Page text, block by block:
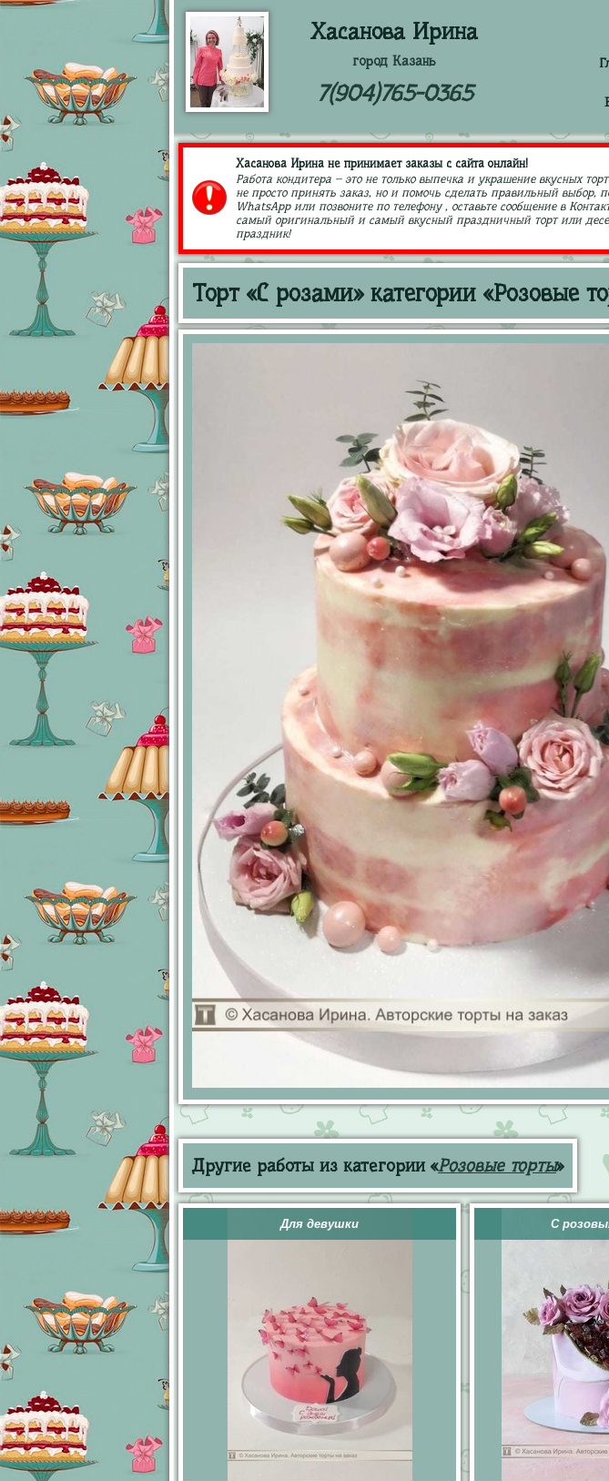
Хасанова Ирина
город Казань
7(904)765-0365
Хасанова Ирина не принимает заказы с сайта онлайн!
Работа кондитера – это не только выпечка и украшение вкусных
не просто принять заказ, но и помочь сделать правильный выбор,
WhatsApp или позвоните по телефону , оставьте сообщение в
самый оригинальный и самый вкусный праздничный торт или
праздник!
Торт «С розами» категории «Розовые
Другие работы из категории «Розовые торты»
Для девушки С